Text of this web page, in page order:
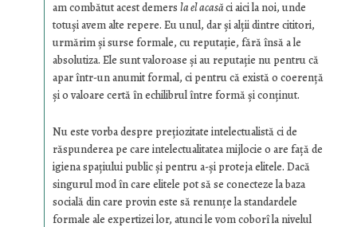
am combătut acest demers la el acasăci aici la noi, unde
totuşi avem alte repere. Eu unul, dar şi alţii dintre cititori,
urmărim şi surse formale, cu reputaţie, fără însă a le
absolutiza. Ele sunt valoroase şi au reputaţie nu pentru că
apar într-un anumit formal, ci pentru că există o coerenţă
şi o valoare certă în echilibrul între formă şi conţinut.
Nu este vorba despre preţiozitate intelectualistă ci de
răspunderea pe care intelectualitatea mijlocie o are faţă de
igiena spaţiului public şi pentru a-şi proteja elitele. Dacă
singurul mod în care elitele pot să se conecteze la baza
socială din care provin este să renunţe la standardele
formale ale expertizei lor, atunci le vom coborî la nivelul